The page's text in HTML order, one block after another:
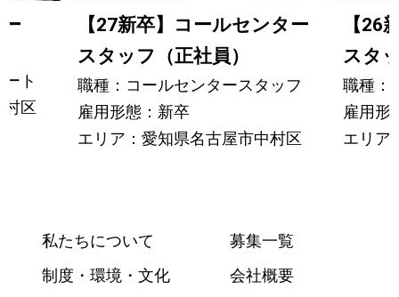
ト
村区
【27新卒】コールセンター
スタッフ（正社員）
職種：コールセンタースタッフ
雇用形態：新卒
エリア：愛知県名古屋市中村区
【26
スタ
職種：
雇用形
エリア
私たちについて
制度・環境・文化
募集一覧
会社概要